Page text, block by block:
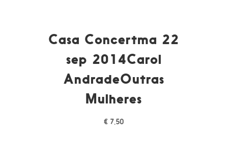
Casa Concertma 22
sep 2014Carol
AndradeOutras
Mulheres
€ 7,50